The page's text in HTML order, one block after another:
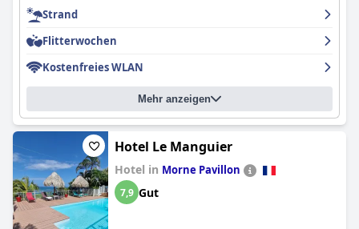
Strand
Flitterwochen
Kostenfreies WLAN
Mehr anzeigen
Hotel Le Manguier
Hotel in Morne Pavillon
7,9 Gut